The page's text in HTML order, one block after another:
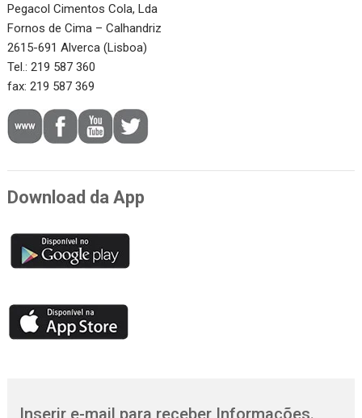
Pegacol Cimentos Cola, Lda
Fornos de Cima – Calhandriz
2615-691 Alverca (Lisboa)
Tel.: 219 587 360
fax: 219 587 369
Download da App
Inserir e-mail para receber Informações.